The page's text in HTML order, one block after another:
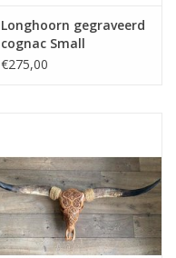
Longhoorn gegraveerd
cognac Small
€275,00